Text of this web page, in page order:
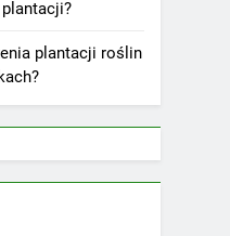
plantacji roślin